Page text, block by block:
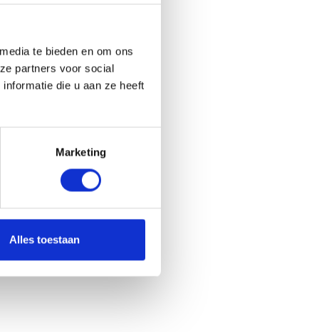
te bieden en om ons
partners voor social
die u aan ze heeft
Marketing
Alles toestaan